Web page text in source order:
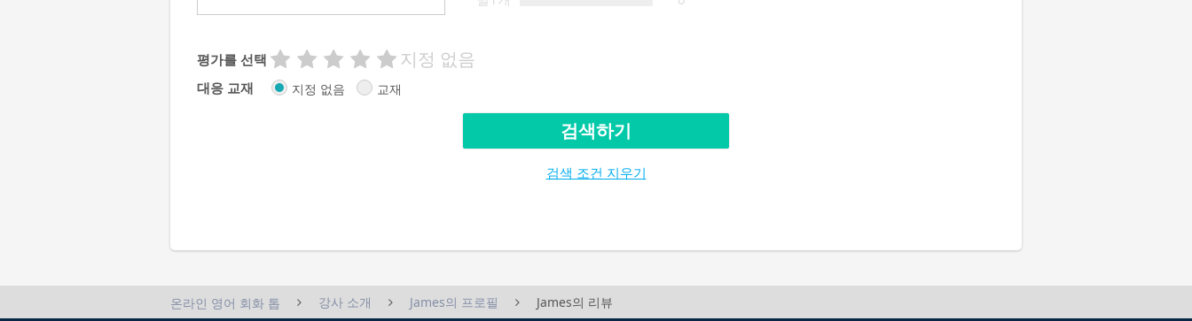
평가를 선택 지정 없음
대응 교재 지정 없음 교재
검색하기
검색 조건 지우기
온라인 영어 회화 톱 강사 소개 James의 프로필 James의 리뷰